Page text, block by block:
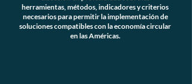
herramientas, métodos, indicadores y criterios
necesarios para permitir la implementación de
soluciones compatibles con la economía circular
en las Américas.